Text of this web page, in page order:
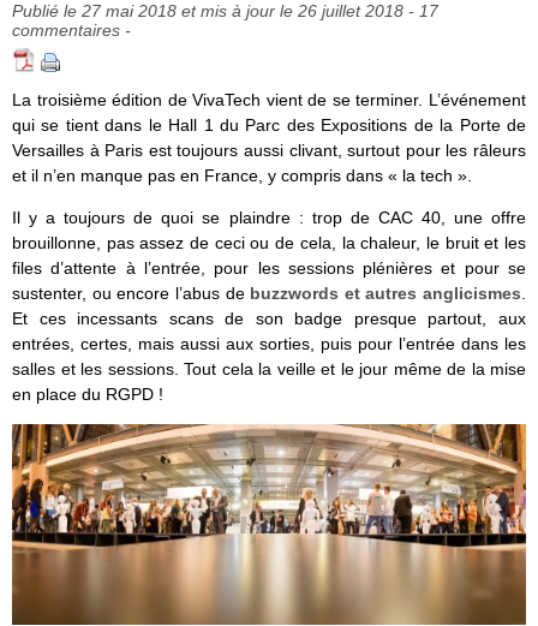
Publié le 27 mai 2018 et mis à jour le 26 juillet 2018 - 17
commentaires -
La troisième édition de VivaTech vient de se terminer. L’événement
qui se tient dans le Hall 1 du Parc des Expositions de la Porte de
Versailles à Paris est toujours aussi clivant, surtout pour les râleurs
et il n’en manque pas en France, y compris dans « la tech ».
Il y a toujours de quoi se plaindre : trop de CAC 40, une offre
brouillonne, pas assez de ceci ou de cela, la chaleur, le bruit et les
files d’attente à l’entrée, pour les sessions plénières et pour se
sustenter, ou encore l’abus de buzzwords et autres anglicismes
Et ces incessants scans de son badge presque partout, aux
entrées, certes, mais aussi aux sorties, puis pour l’entrée dans les
salles et les sessions. Tout cela la veille et le jour même de la mise
en place du RGPD !